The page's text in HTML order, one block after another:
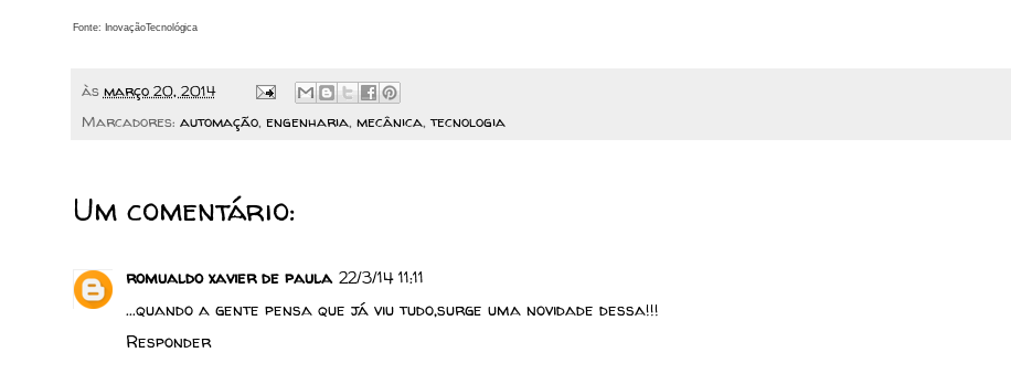
Fonte: InovaçãoTecnológica
às março 20, 2014
Marcadores: automação, engenharia, mecânica,tecnologia
Um comentário:
romualdo xavier de paula 22/3/14 11:11
...quando a gente pensa que já viu tudo,surge uma novidade dessa!!!
Responder